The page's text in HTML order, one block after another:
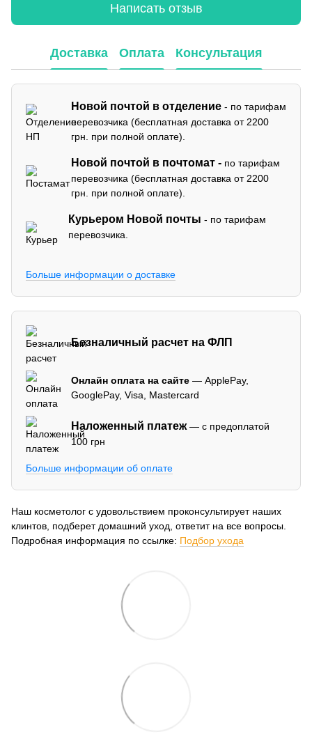
Написать отзыв
Доставка Оплата Консультация
Новой почтой в отделение - по тарифам
перевозчика (бесплатная доставка от 2200
грн. при полной оплате).
Новой почтой в почтомат - по тарифам
перевозчика (бесплатная доставка от 2200
грн. при полной оплате).
Курьером Новой почты - по тарифам
перевозчика.
Больше информации о доставке
Безналичный расчет на ФЛП
Онлайн оплата на сайте — ApplePay,
GooglePay, Visa, Mastercard
Наложенный платеж— с предоплатой
100 грн
Больше информации об оплате
Наш косметолог с удовольствием проконсультирует наших
клинтов, подберет домашний уход, ответит на все вопросы.
Подробная информация по ссылке: Подбор ухода